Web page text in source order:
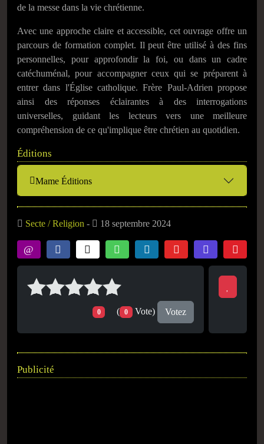
de la messe dans la vie chrétienne.
Avec une approche claire et accessible, cet ouvrage offre un
parcours de formation complet. Il peut être utilisé à des fins
personnelles, pour approfondir la foi, ou dans un cadre
catéchuménal, pour accompagner ceux qui se préparent à
entrer dans l'Église catholique. Frère Paul-Adrien propose
ainsi des réponses éclairantes à des interrogations
universelles, guidant les lecteurs vers une meilleure
compréhension de ce qu'implique être chrétien au quotidien.
Éditions
Mame Éditions
Secte / Religion - 18 septembre 2024
0 ( 0 Vote) Votez
Publicité